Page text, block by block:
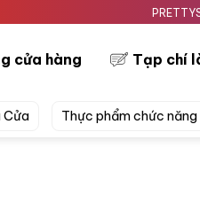
PRETTYSKIN
cửa hàng Tạp chí
Cửa Thực phẩm chức năng